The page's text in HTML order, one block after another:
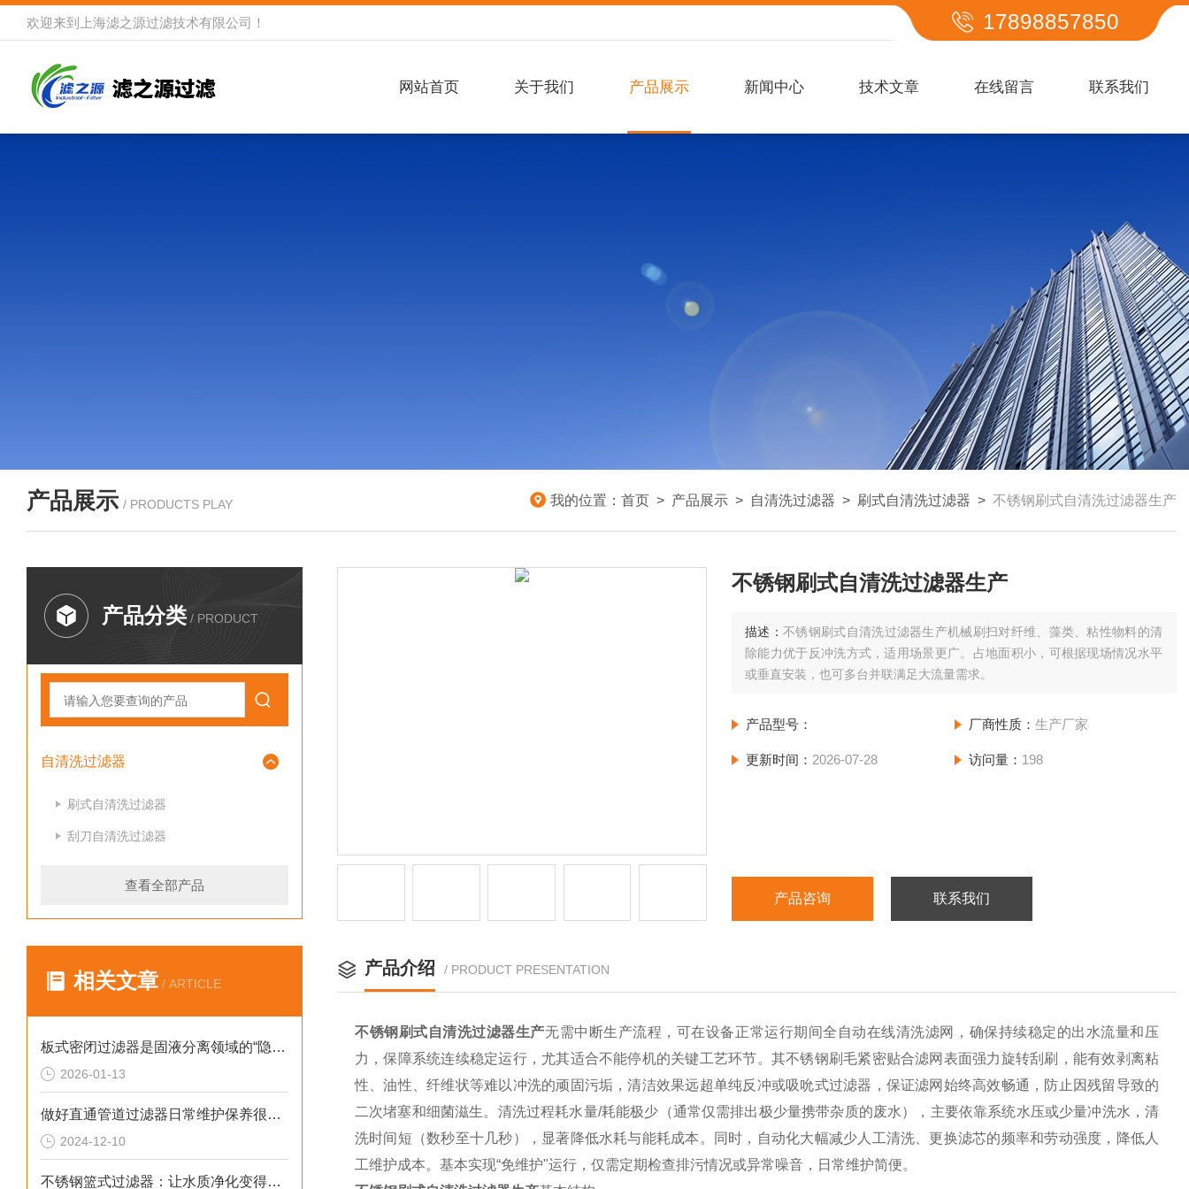
欢迎来到 上海滤之源过滤技术有限公司 ！ 17898857850
网站首页 关于我们 产品展示 新闻中心 技术文章 在线留言 联系我们
产品展示 / PRODUCTS PLAY 我的位置： 首页 > 产品展示 > 自清洗过滤器 > 刷式自清洗过滤器 > 不锈钢刷式自清洗过滤器生产
产品分类 / PRODUCT
自清洗过滤器
刷式自清洗过滤器
刮刀自清洗过滤器
查看全部产品
相关文章 / ARTICLE
板式密闭过滤器是固液分离领域的“隐形小霸主”
2026-01-13
做好直通管道过滤器日常维护保养很重要
2024-12-10
不锈钢篮式过滤器：让水质净化变得更简单
不锈钢刷式自清洗过滤器生产
描述：不锈钢刷式自清洗过滤器生产机械刷扫对纤维、藻类、粘性物料的清
除能力优于反冲洗方式，适用场景更广。占地面积小，可根据现场情况水平
或垂直安装，也可多台并联满足大流量需求。
产品型号： 厂商性质： 生产厂家
更新时间： 2026-07-28 访问量： 198
产品咨询 联系我们
产品介绍 / PRODUCT PRESENTATION
不锈钢刷式自清洗过滤器生产无需中断生产流程，可在设备正常运行期间全自动在线清洗滤网，确保持续稳定的出水流量和压
力，保障系统连续稳定运行，尤其适合不能停机的关键工艺环节。其不锈钢刷毛紧密贴合滤网表面强力旋转刮刷，能有效剥离粘
性、油性、纤维状等难以冲洗的顽固污垢，清洁效果远超单纯反冲或吸吮式过滤器，保证滤网始终高效畅通，防止因残留导致的
二次堵塞和细菌滋生。清洗过程耗水量/耗能极少（通常仅需排出极少量携带杂质的废水），主要依靠系统水压或少量冲洗水，清
洗时间短（数秒至十几秒），显著降低水耗与能耗成本。同时，自动化大幅减少人工清洗、更换滤芯的频率和劳动强度，降低人
工维护成本。基本实现“免维护"运行，仅需定期检查排污情况或异常噪音，日常维护简便。